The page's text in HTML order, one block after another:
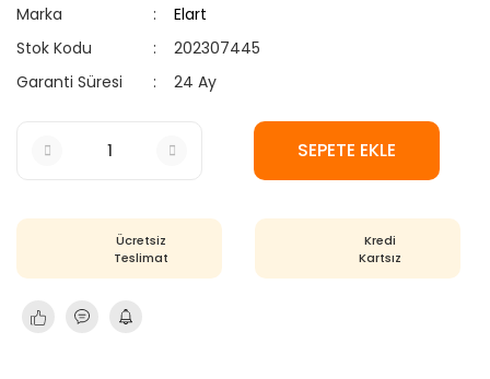
Marka
Elart
Stok Kodu
202307445
Garanti Süresi
24 Ay
SEPETE EKLE
Ücretsiz
Teslimat
Kredi
Kartsız